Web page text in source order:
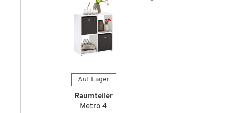
Auf Lager
Raumteiler
Metro 4